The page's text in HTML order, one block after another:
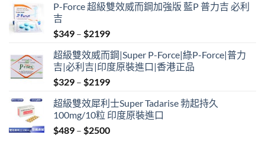
P-Force 超級雙效威而鋼加強版 藍P 普力吉 必利
吉
$349 – $2199Price
$349
through
$2199
超級雙效威而鋼|Super P-Force|綠P-Force|普力
吉|必利吉|印度原裝進口|香港正品
$329 – $2199Price
$329
through
$2199
超級雙效犀利士Super Tadarise 勃起持久
100mg/10粒 印度原裝進口
$489 – $2500Price